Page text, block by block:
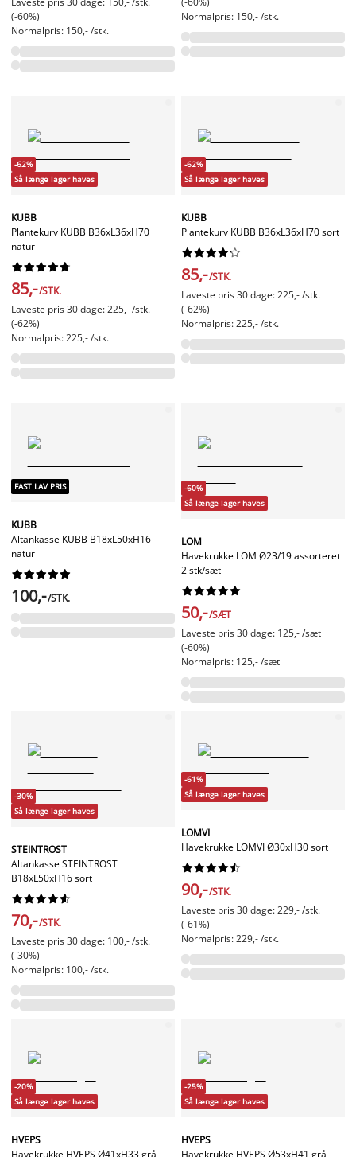
(-60%)
Normalpris: 150,- /stk.
Normalpris: 150,- /stk.
-62%
Så længe lager haves
KUBB
Plantekurv KUBB B36xL36xH70
natur






85,-/STK.
Laveste pris 30 dage: 225,- /stk.
(-62%)
Normalpris: 225,- /stk.
-62%
Så længe lager haves
KUBB
Plantekurv KUBB B36xL36xH70 sort






85,-/STK.
Laveste pris 30 dage: 225,- /stk.
(-62%)
Normalpris: 225,- /stk.
FAST LAV PRIS
KUBB
Altankasse KUBB B18xL50xH16
natur






100,-/STK.
-60%
Så længe lager haves
LOM
Havekrukke LOM Ø23/19 assorteret
2 stk/sæt






50,-/SÆT
Laveste pris 30 dage: 125,- /sæt
(-60%)
Normalpris: 125,- /sæt
-30%
Så længe lager haves
STEINTROST
Altankasse STEINTROST
B18xL50xH16 sort






70,-/STK.
Laveste pris 30 dage: 100,- /stk.
(-30%)
Normalpris: 100,- /stk.
-61%
Så længe lager haves
LOMVI
Havekrukke LOMVI Ø30xH30 sort






90,-/STK.
Laveste pris 30 dage: 229,- /stk.
(-61%)
Normalpris: 229,- /stk.
-20%
Så længe lager haves
HVEPS
Havekrukke HVEPS Ø41xH33 grå
-25%
Så længe lager haves
HVEPS
Havekrukke HVEPS Ø53xH41 grå